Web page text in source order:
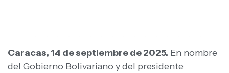
Caracas, 14 de septiembre de 2025. En nombre
del Gobierno Bolivariano y del presidente